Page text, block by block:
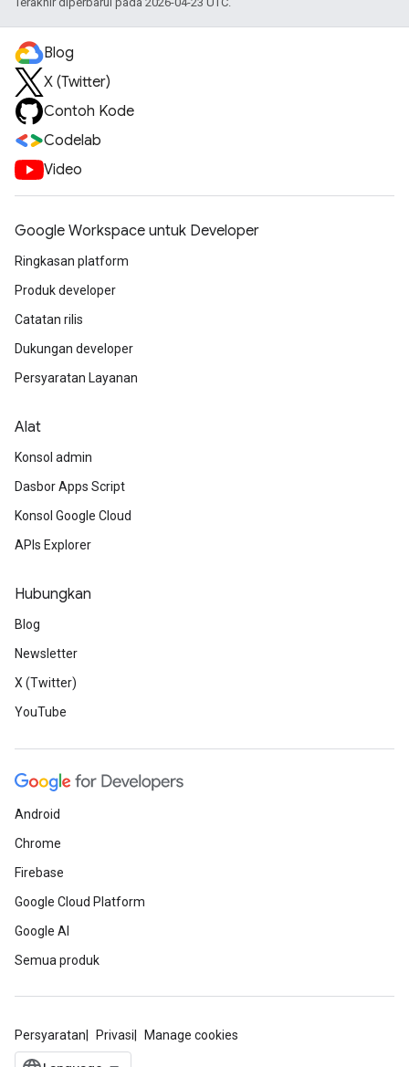
Blog
X (Twitter)
Contoh Kode
Codelab
Video
Google Workspace untuk Developer
Ringkasan platform
Produk developer
Catatan rilis
Dukungan developer
Persyaratan Layanan
Alat
Konsol admin
Dasbor Apps Script
Konsol Google Cloud
APIs Explorer
Hubungkan
Blog
Newsletter
X (Twitter)
YouTube
Android
Chrome
Firebase
Google Cloud Platform
Google AI
Semua produk
Persyaratan Privasi Manage cookies